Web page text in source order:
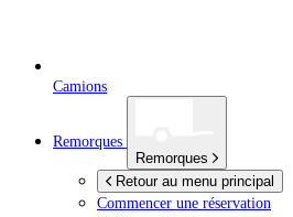
Camions
Remorques
Remorques
Retour au menu principal
Commencer une réservation